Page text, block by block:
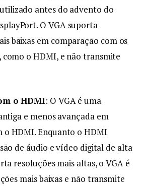
antes do advento do
O VGA suporta
baixas em comparação com os
como o HDMI, e não transmite
o HDMI: O VGA é uma
e menos avançada em
o HDMI. Enquanto o HDMI
de áudio e vídeo digital de alta
resoluções mais altas, o VGA é
mais baixas e não transmite